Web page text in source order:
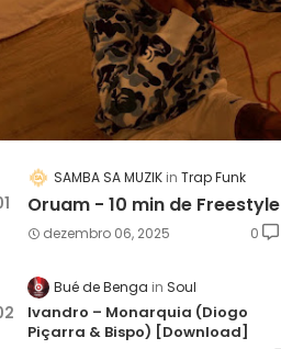
SAMBA SA MUZIK Trap Funk
Oruam - 10 min de Freestyle
dezembro 06, 2025 0
Bué de Benga Soul
Ivandro – Monarquia (Diogo
Piçarra & Bispo) [Download]